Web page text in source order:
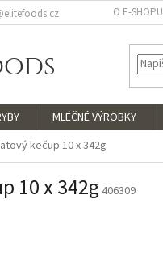
O E-SHOPU
MLÉČNÉ VÝROBKY
kečup 10 x 342g
10 x 342g 406309